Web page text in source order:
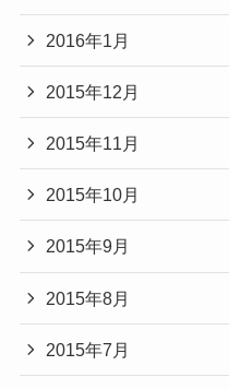
2016年1月
2015年12月
2015年11月
2015年10月
2015年9月
2015年8月
2015年7月